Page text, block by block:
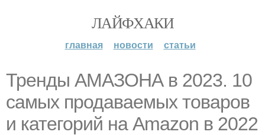
ЛАЙФХАКИ
главная новости статьи
Тренды АМАЗОНА в 2023. 10
самых продаваемых товаров
и категорий на Amazon в 2022